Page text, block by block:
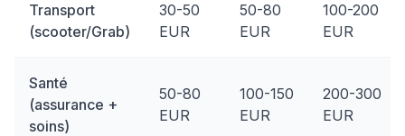
Transport
(scooter/Grab)
30-50
EUR
50-80
EUR
100-200
EUR
Santé
(assurance +
soins)
50-80
EUR
100-150
EUR
200-300
EUR